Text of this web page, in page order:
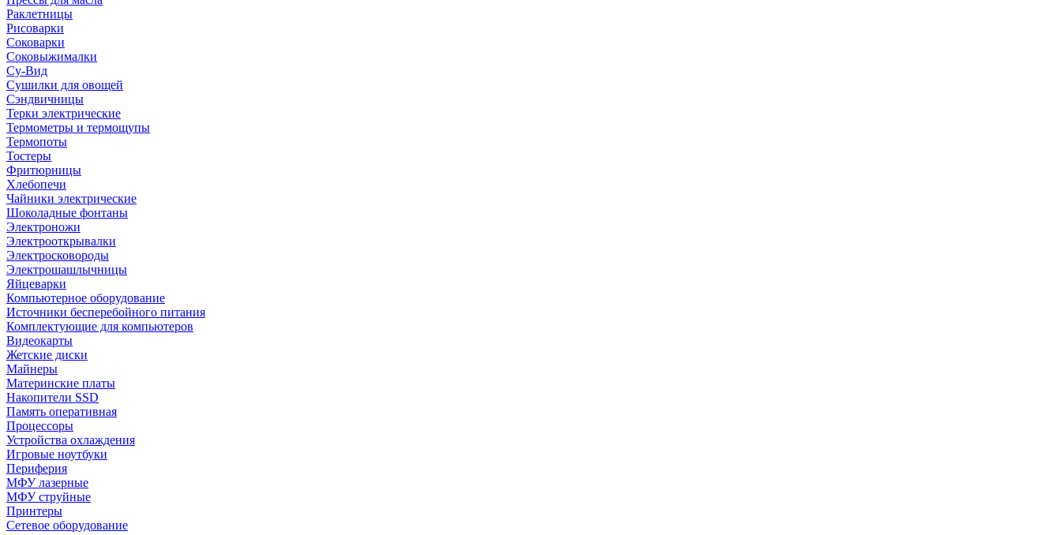
Раклетницы
Рисоварки
Соковарки
Соковыжималки
Су-Вид
Сушилки для овощей
Сэндвичницы
Терки электрические
Термометры и термощупы
Термопоты
Тостеры
Фритюрницы
Хлебопечи
Чайники электрические
Шоколадные фонтаны
Электроножи
Электрооткрывалки
Электросковороды
Электрошашлычницы
Яйцеварки
Компьютерное оборудование
Источники бесперебойного питания
Комплектующие для компьютеров
Видеокарты
Жетские диски
Майнеры
Материнские платы
Накопители SSD
Память оперативная
Процессоры
Устройства охлаждения
Игровые ноутбуки
Периферия
МФУ лазерные
МФУ струйные
Принтеры
Сетевое оборудование